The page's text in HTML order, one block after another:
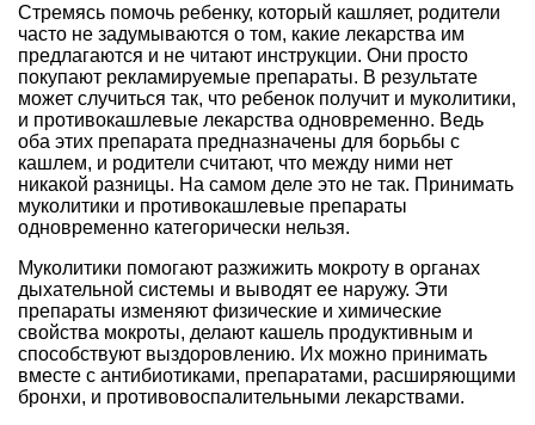
Стремясь помочь ребенку, который кашляет, родители
часто не задумываются о том, какие лекарства им
предлагаются и не читают инструкции. Они просто
покупают рекламируемые препараты. В результате
может случиться так, что ребенок получит и муколитики,
и противокашлевые лекарства одновременно. Ведь
оба этих препарата предназначены для борьбы с
кашлем, и родители считают, что между ними нет
никакой разницы. На самом деле это не так. Принимать
муколитики и противокашлевые препараты
одновременно категорически нельзя.
Муколитики помогают разжижить мокроту в органах
дыхательной системы и выводят ее наружу. Эти
препараты изменяют физические и химические
свойства мокроты, делают кашель продуктивным и
способствуют выздоровлению. Их можно принимать
вместе с антибиотиками, препаратами, расширяющими
бронхи, и противовоспалительными лекарствами.